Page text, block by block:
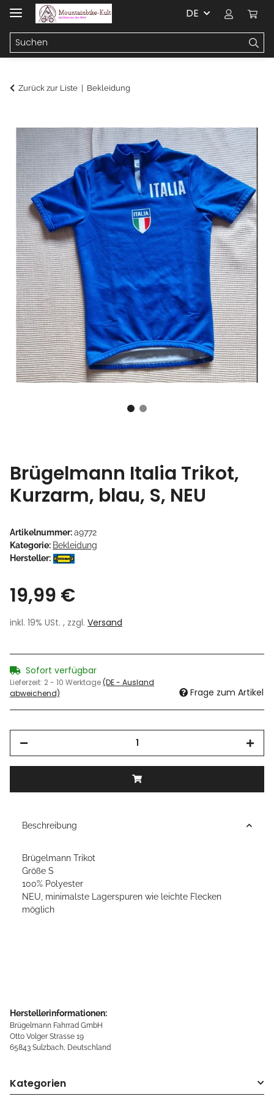
DE
Zurück zur Liste Bekleidung
Brügelmann Italia Trikot,
Kurzarm, blau, S, NEU
Artikelnummer:a9772
Kategorie: Bekleidung
Hersteller:
19,99 €
inkl. 19% USt. , zzgl. Versand
Sofort verfügbar
Lieferzeit: 2 - 10 Werktage(DE - Ausland
abweichend)
Frage zum Artikel
Beschreibung
Brügelmann Trikot
Größe S
100% Polyester
NEU, minimalste Lagerspuren wie leichte Flecken
möglich
Herstellerinformationen:
Brügelmann Fahrrad GmbH
Otto Volger Strasse 19
65843 Sulzbach, Deutschland
Kategorien